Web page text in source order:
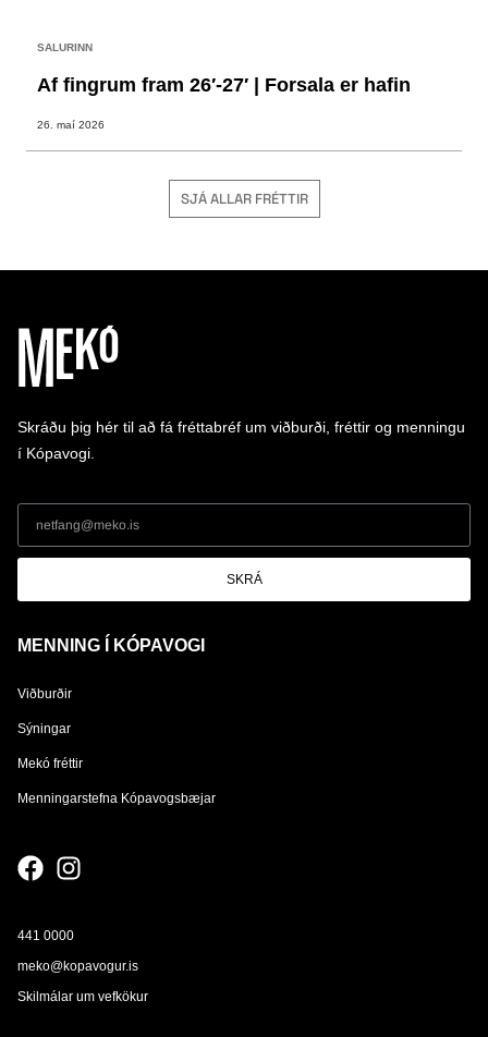
SALURINN
Af fingrum fram 26′-27′ | Forsala er hafin
26. maí 2026
SJÁ ALLAR FRÉTTIR
Skráðu þig hér til að fá fréttabréf um viðburði, fréttir og menningu
í Kópavogi.
SKRÁ
MENNING Í KÓPAVOGI
Viðburðir
Sýningar
Mekó fréttir
Menningarstefna Kópavogsbæjar
441 0000
meko@kopavogur.is
Skilmálar um vefkökur